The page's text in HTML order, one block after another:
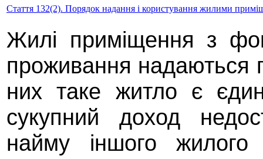
Стаття 132(2). Порядок надання і користування жилими
Жилі приміщення з
проживання
них таке житло є
сукупний доход
найму іншого жилого